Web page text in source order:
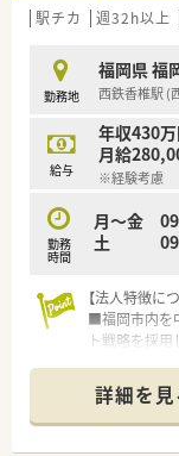
駅チカ 週32h以上
勤務地
福岡県 福
西鉄香椎駅 (
給与
年収430
月給
※経験考慮
勤務
時間
月～金
土 09:00
【法人特徴に
■福岡市内を
ト戦略を採用
に良好な関係
■将来的には
意されており
詳細を見